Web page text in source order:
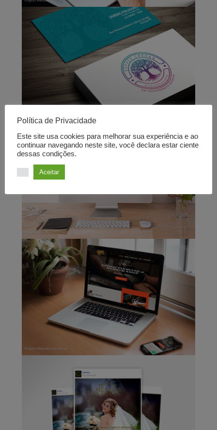
Política de Privacidade
Este site usa cookies para melhorar sua experiência e ao
continuar navegando neste site, você declara estar ciente
dessas condições.
Aceitar